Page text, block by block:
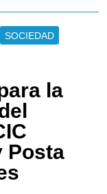
SOCIEDAD
la
Posta